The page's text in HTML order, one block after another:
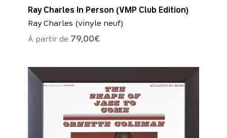
Ray Charles In Person (VMP Club Edition)
Ray Charles (vinyle neuf)
À partir de 79,00€